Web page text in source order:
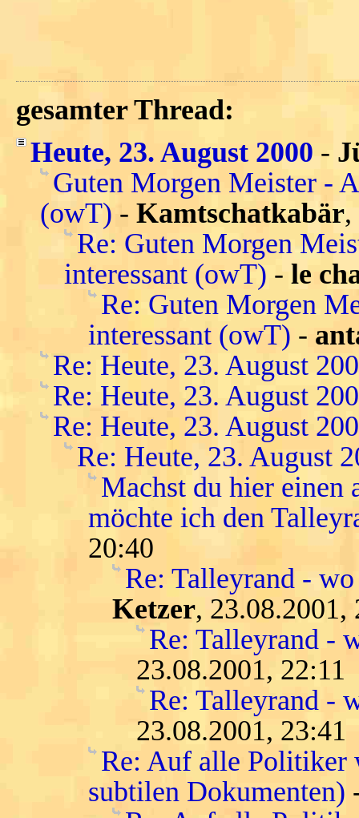
gesamter Thread:
Heute, 23. August 2000 -
Guten Morgen Meister -
(owT) - Kamtschatkabär
Re: Guten Morgen
interessant (owT) - le
Re: Guten Morgen
interessant (owT) -
Re: Heute, 23. August
Re: Heute, 23. August
Re: Heute, 23. August
Re: Heute, 23. August
Machst du hier einen
möchte ich den
20:40
Re: Talleyrand -
Ketzer, 23.08.2001,
Re: Talleyrand -
23.08.2001, 22:11
Re: Talleyrand -
23.08.2001, 23:41
Re: Auf alle Politiker
subtilen Dokumenten)